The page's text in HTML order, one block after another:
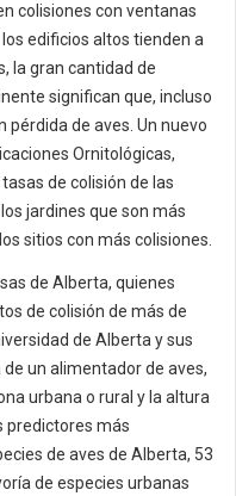
colisiones con ventanas
los edificios altos tienden a
la gran cantidad de
significan que, incluso
pérdida de aves. Un nuevo
Ornitológicas,
de colisión de las
jardines que son más
sitios con más colisiones.
de Alberta, quienes
de colisión de más de
de Alberta y sus
un alimentador de aves,
urbana o rural y la altura
predictores más
de aves de Alberta, 53
de especies urbanas